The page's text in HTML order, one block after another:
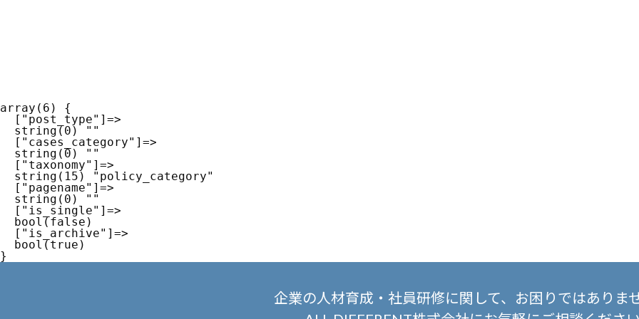
array(6) {
  ["post_type"]=>
  string(0) ""
  ["cases_category"]=>
  string(0) ""
  ["taxonomy"]=>
  string(15) "policy_category"
  ["pagename"]=>
  string(0) ""
  ["is_single"]=>
  bool(false)
  ["is_archive"]=>
  bool(true)
企業の人材育成・社員研修に関して、
お困りではありま